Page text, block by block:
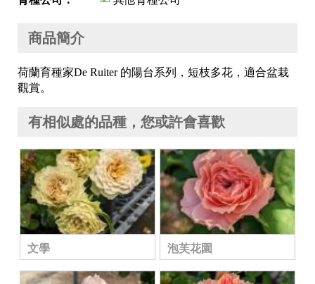
商品簡介
荷蘭育種家De Ruiter 的陽台系列，短枝多花，適合盆栽
觀賞。
有相似處的品種，您或許會喜歡
文學 泡芙花園